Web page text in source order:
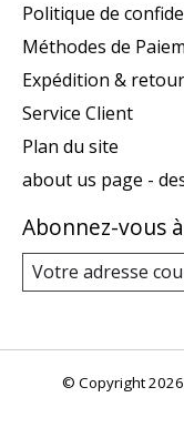
Politique de
Méthodes de
Expédition &
Service Client
Plan du site
about us page -
Abonnez-vous
© Copyright